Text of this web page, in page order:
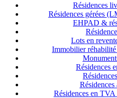
Résidences
Résidences gérées
EHPAD &
Lots en
Immobilier
Résidences
Résidences
Résidences en